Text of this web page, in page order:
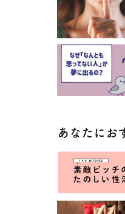
あなたにお